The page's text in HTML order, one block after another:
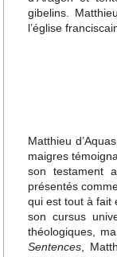
gibelins.
l’église
Matthieu
maigres
son testament
présentés
qui est tout à fait
son cursus
théologiques,
Sentences,